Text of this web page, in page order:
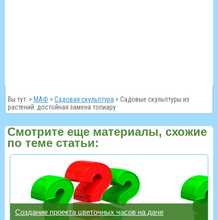
Вы тут: > МАФ > Садовая скульптура > Садовые скульптуры из
растений: достойная замена топиару
Смотрите еще материалы, схожие
по теме статьи:
Создание проекта цветочных часов на даче